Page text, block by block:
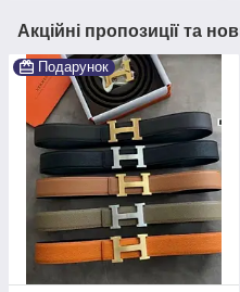
Акційні пропозиції та
Подарунок